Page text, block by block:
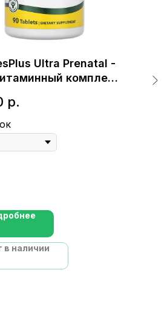
Ultra Prenatal -
комплекс
р.
в наличии